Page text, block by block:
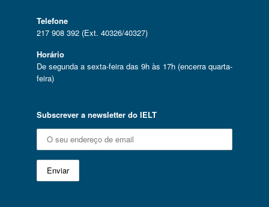
Telefone
217 908 392 (Ext. 40326/40327)
Horário
De segunda a sexta-feira das 9h às 17h (encerra quarta-
feira)
Subscrever a newsletter do IELT